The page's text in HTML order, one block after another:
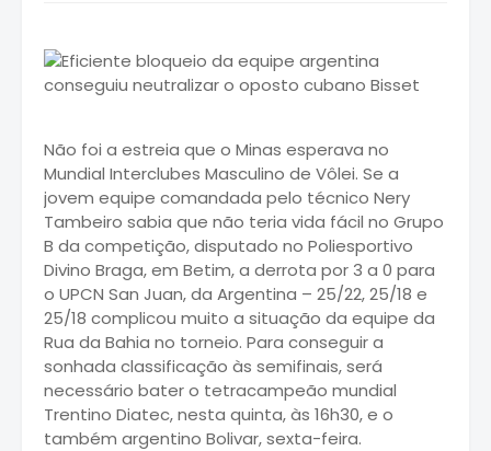
Não foi a estreia que o Minas esperava no
Mundial Interclubes Masculino de Vôlei. Se a
jovem equipe comandada pelo técnico Nery
Tambeiro sabia que não teria vida fácil no Grupo
B da competição, disputado no Poliesportivo
Divino Braga, em Betim, a derrota por 3 a 0 para
o UPCN San Juan, da Argentina – 25/22, 25/18 e
25/18 complicou muito a situação da equipe da
Rua da Bahia no torneio. Para conseguir a
sonhada classificação às semifinais, será
necessário bater o tetracampeão mundial
Trentino Diatec, nesta quinta, às 16h30, e o
também argentino Bolivar, sexta-feira.